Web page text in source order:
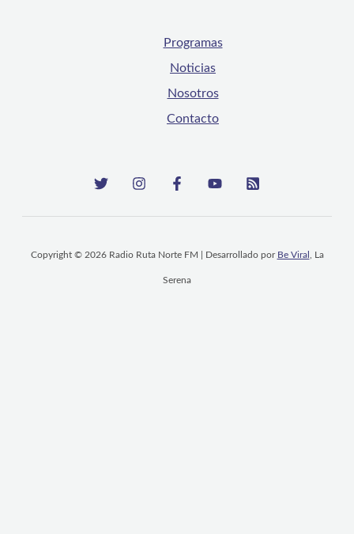
Programas
Noticias
Nosotros
Contacto
Copyright © 2026 Radio Ruta Norte FM | Desarrollado por Be Viral , La
Serena